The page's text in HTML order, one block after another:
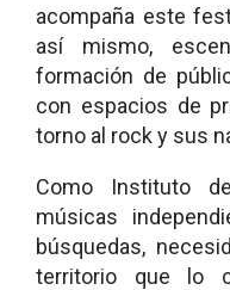
acompaña este
así mismo,
formación de
con espacios de
torno al rock y sus
Como Instituto
músicas
búsquedas,
territorio que lo